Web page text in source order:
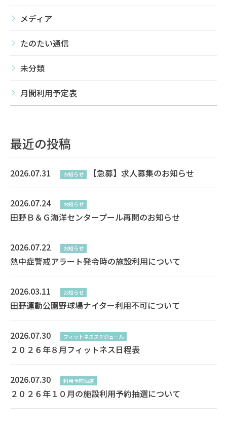
メディア
たのたい通信
未分類
月間利用予定表
最近の投稿
2026.07.31 お知らせ 【急募】求人募集のお知らせ
2026.07.24 お知らせ
田野Ｂ＆Ｇ海洋センタープール再開のお知らせ
2026.07.22 お知らせ
熱中症警戒アラート発令時の施設利用について
2026.03.11 お知らせ
田野運動公園野球場ナイター利用不可について
2026.07.30 フィットネススケジュール
２０２６年８月フィットネス日程表
2026.07.30 利用予約抽選
２０２６年１０月の施設利用予約抽選について